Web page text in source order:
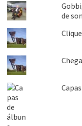
de